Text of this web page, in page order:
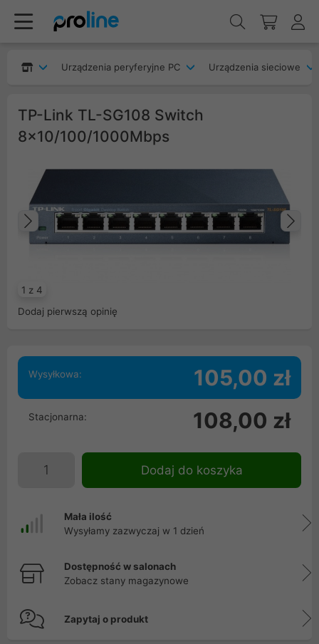
Urządzenia peryferyjne PC Urządzenia sieciowe
TP-Link TL-SG108 Switch
8x10/100/1000Mbps
1 z 4
Poprzedni
Dodaj pierwszą opinię
Wysyłkowa: 105,00 zł
Stacjonarna: 108,00 zł
Dodaj do koszyka
Mała ilość
Wysyłamy zazwyczaj w 1 dzień
Dostępność w salonach
Zobacz stany magazynowe
Zapytaj o produkt